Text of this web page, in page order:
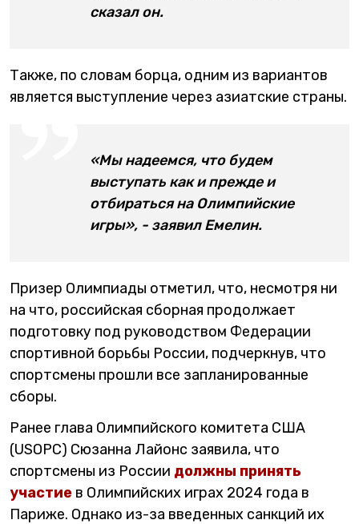
сказал он.
Также, по словам борца, одним из вариантов
является выступление через азиатские страны.
«Мы надеемся, что будем
выступать как и прежде и
отбираться на Олимпийские
игры», - заявил Емелин.
Призер Олимпиады отметил, что, несмотря ни
на что, российская сборная продолжает
подготовку под руководством Федерации
спортивной борьбы России, подчеркнув, что
спортсмены прошли все запланированные
сборы.
Ранее глава Олимпийского комитета США
(USOPC) Сюзанна Лайонс заявила, что
спортсмены из России должны принять
участие в Олимпийских играх 2024 года в
Париже. Однако из-за введенных санкций их